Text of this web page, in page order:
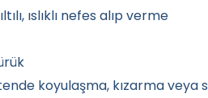
ıslıklı nefes alıp verme
koyulaşma, kızarma veya